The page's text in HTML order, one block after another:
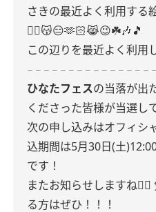
さきの最近よく利用する
🧏‍♀️😽😑🫶🏻😹😉☘️🎶🎵
この辺りを最近よく利用
𓐄 𓐄 𓐄 𓐄 𓐄 𓐄 𓐄 𓐄 𓐄 𓐄 𓐄 𓐄 𓐄 𓐄 𓐄
ひなたフェスの当落が出
くださった皆様が当選し
次の申し込みはオフィシ
込期間は5月30日(土
です！
またお知らせしますね
る方はぜひ！！！